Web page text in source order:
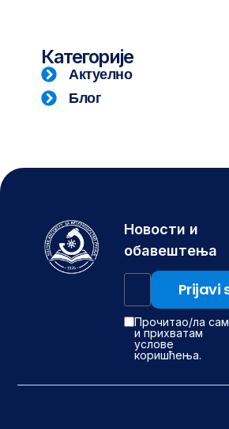
Категорије
Актуелно
Блог
Новости и
обавештења
Прочитао/ла сам
и прихватам
услове
коришћења.